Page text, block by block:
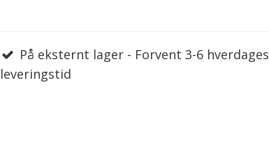
På eksternt lager - Forvent 3-6 hverdages
leveringstid